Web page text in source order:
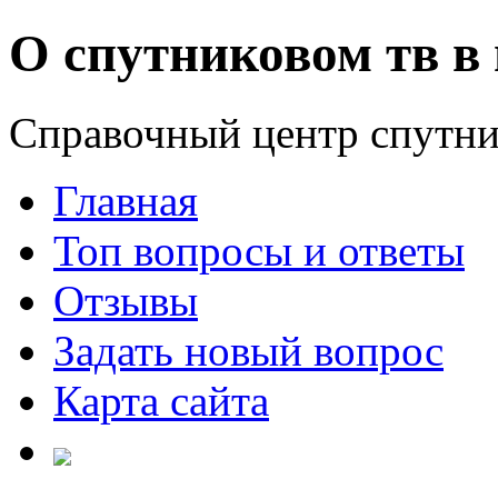
О спутниковом тв в
Справочный центр
Главная
Топ вопросы и ответы
Отзывы
Задать новый вопрос
Карта сайта